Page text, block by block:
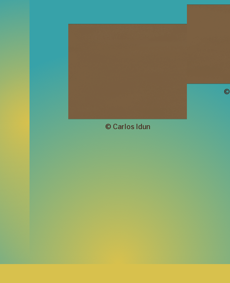
© Carlos Idun
©